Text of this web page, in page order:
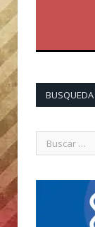
BUSQUEDA